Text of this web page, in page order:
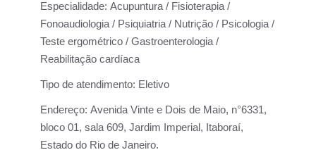
Especialidade: Acupuntura / Fisioterapia /
Fonoaudiologia / Psiquiatria / Nutrição / Psicologia /
Teste ergométrico / Gastroenterologia /
Reabilitação cardíaca
Tipo de atendimento: Eletivo
Endereço: Avenida Vinte e Dois de Maio, n°6331,
bloco 01, sala 609, Jardim Imperial, Itaboraí,
Estado do Rio de Janeiro.